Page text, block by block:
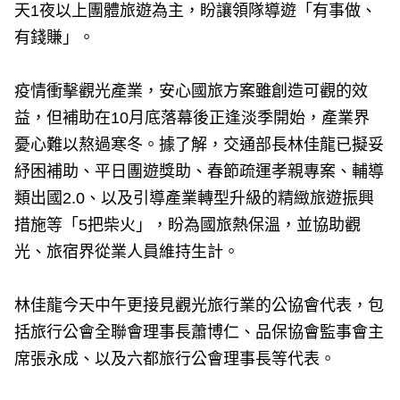
天1夜以上團體旅遊為主，盼讓領隊導遊「有事做、
有錢賺」。
疫情衝擊觀光產業，安心國旅方案雖創造可觀的效
益，但補助在10月底落幕後正逢淡季開始，產業界
憂心難以熬過寒冬。據了解，交通部長林佳龍已擬妥
紓困補助、平日團遊獎助、春節疏運孝親專案、輔導
類出國2.0、以及引導產業轉型升級的精緻旅遊振興
措施等「5把柴火」，盼為國旅熱保溫，並協助觀
光、旅宿界從業人員維持生計。
林佳龍今天中午更接見觀光旅行業的公協會代表，包
括旅行公會全聯會理事長蕭博仁、品保協會監事會主
席張永成、以及六都旅行公會理事長等代表。